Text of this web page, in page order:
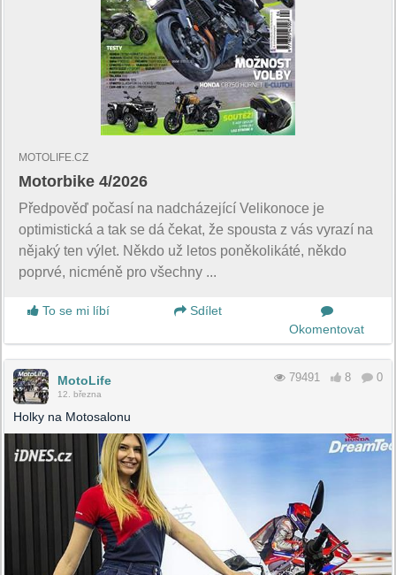
MOTOLIFE.CZ
Motorbike 4/2026
Předpověď počasí na nadcházející Velikonoce je
optimistická a tak se dá čekat, že spousta z vás vyrazí na
nějaký ten výlet. Někdo už letos poněkolikáté, někdo
poprvé, nicméně pro všechny ...
To se mi líbí
Sdílet
Okomentovat
MotoLife
12. března
79491 8 0
Holky na Motosalonu